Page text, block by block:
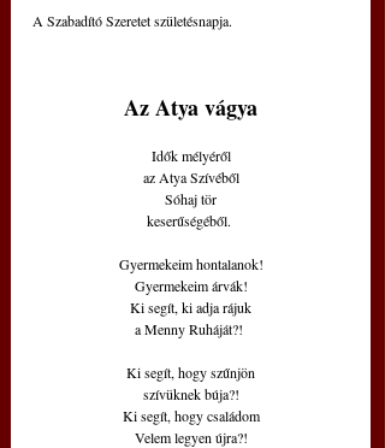
A Szabadító Szeretet születésnapja.
Az Atya vágya
Idők mélyéről
az Atya Szívéből
Sóhaj tör
keserűségéből.
Gyermekeim hontalanok!
Gyermekeim árvák!
Ki segít, ki adja rájuk
a Menny Ruháját?!
Ki segít, hogy szűnjön
szívüknek búja?!
Ki segít, hogy családom
Velem legyen újra?!